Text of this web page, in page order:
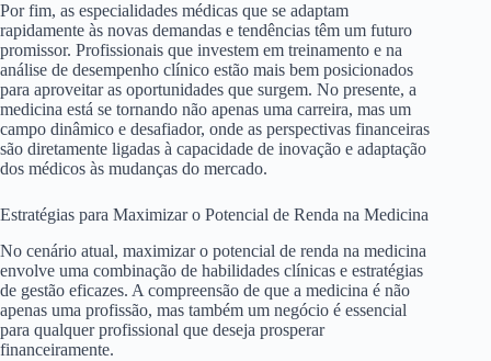
Por fim, as especialidades médicas que se adaptam
rapidamente às novas demandas e tendências têm um futuro
promissor. Profissionais que investem em treinamento e na
análise de desempenho clínico estão mais bem posicionados
para aproveitar as oportunidades que surgem. No presente, a
medicina está se tornando não apenas uma carreira, mas um
campo dinâmico e desafiador, onde as perspectivas financeiras
são diretamente ligadas à capacidade de inovação e adaptação
dos médicos às mudanças do mercado.
Estratégias para Maximizar o Potencial de Renda na Medicina
No cenário atual, maximizar o potencial de renda na medicina
envolve uma combinação de habilidades clínicas e estratégias
de gestão eficazes. A compreensão de que a medicina é não
apenas uma profissão, mas também um negócio é essencial
para qualquer profissional que deseja prosperar
financeiramente.